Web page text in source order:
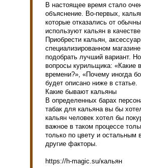
В настоящее время стало
объяснение. Во-первых,
которые отказались от
используют кальян в
Приобрести кальян,
специализированном
подобрать лучший вариант.
вопросы курильщика: «Какие
времени?», «Почему иногда
будет описано ниже в статье.
Какие бывают кальяны
В определенных барах
табак для кальяна вы бы
кальян человек хотел бы
важное в таком процессе
только по цвету и остальным
другие факторы.
https://h-magic.su/кальян